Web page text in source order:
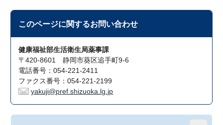
このページに関するお問い合わせ
健康福祉部生活衛生局薬事課
〒420-8601 静岡市葵区追手町9-6
電話番号：054-221-2411
ファクス番号：054-221-2199
yakuji@pref.shizuoka.lg.jp